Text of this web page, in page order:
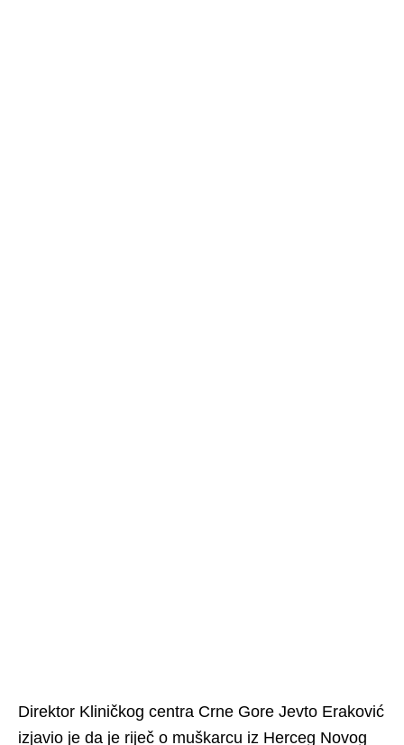
Direktor Kliničkog centra Crne Gore Jevto Eraković
izjavio je da je riječ o muškarcu iz Herceg Novog